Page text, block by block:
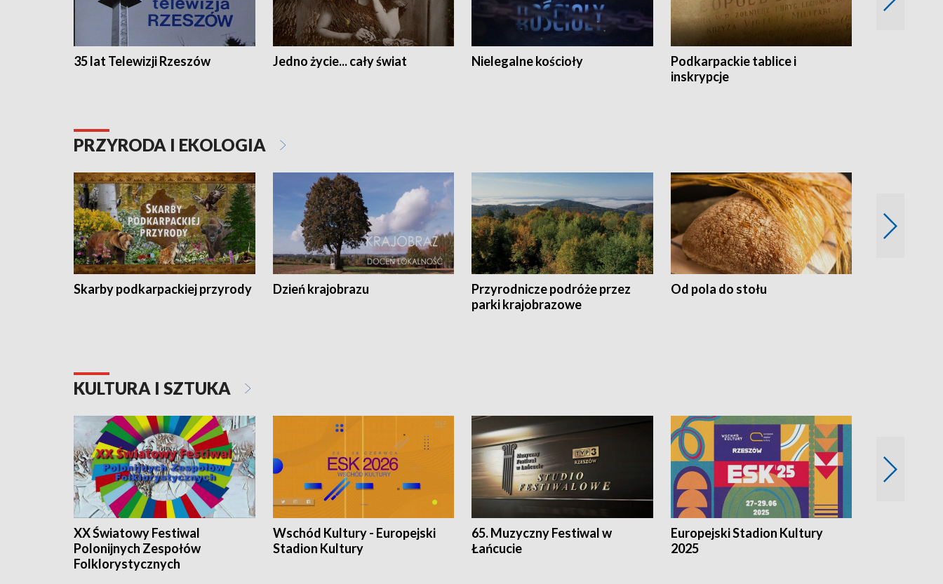
35 lat Telewizji Rzeszów Jedno życie... cały świat Nielegalne kościoły
Podkarpackie tablice i
inskrypcje
PRZYRODA I EKOLOGIA
Skarby podkarpackiej przyrody Dzień krajobrazu
Przyrodnicze podróże przez
parki krajobrazowe
Od pola do stołu
KULTURA I SZTUKA
XX Światowy Festiwal
Polonijnych Zespołów
Folklorystycznych
Wschód Kultury - Europejski
Stadion Kultury
65. Muzyczny Festiwal w
Łańcucie
Europejski Stadion Kultury
2025